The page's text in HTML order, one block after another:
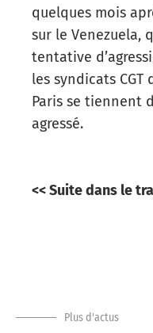
quelques mois
sur le Venezuela,
tentative
les syndicats
Paris se tiennent
agressé.
<< Suite dans le
Plus d'actus